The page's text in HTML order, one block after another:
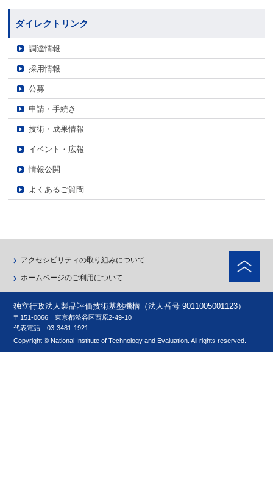
ダイレクトリンク
調達情報
採用情報
公募
申請・手続き
技術・成果情報
イベント・広報
情報公開
よくあるご質問
アクセシビリティの取り組みについて
ホームページのご利用について
独立行政法人製品評価技術基盤機構（法人番号 9011005001123）
〒151-0066 東京都渋谷区西原2-49-10
代表電話03-3481-1921
Copyright © National Institute of Technology and Evaluation. All rights reserved.